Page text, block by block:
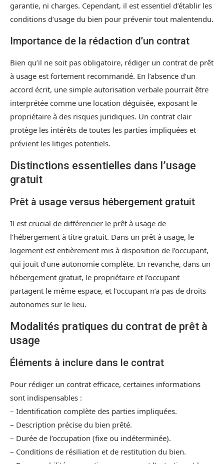
garantie, ni charges. Cependant, il est essentiel d’établir les
conditions d’usage du bien pour prévenir tout malentendu.
Importance de la rédaction d’un contrat
Bien qu’il ne soit pas obligatoire, rédiger un contrat de prêt
à usage est fortement recommandé. En l’absence d’un
accord écrit, une simple autorisation verbale pourrait être
interprétée comme une location déguisée, exposant le
propriétaire à des risques juridiques. Un contrat clair
protège les intérêts de toutes les parties impliquées et
prévient les litiges potentiels.
Distinctions essentielles dans l’usage
gratuit
Prêt à usage versus hébergement gratuit
Il est crucial de différencier le prêt à usage de
l’hébergement à titre gratuit. Dans un prêt à usage, le
logement est entièrement mis à disposition de l’occupant,
qui jouit d’une autonomie complète. En revanche, dans un
hébergement gratuit, le propriétaire et l’occupant
partagent le même espace, et l’occupant n’a pas de droits
autonomes sur le lieu.
Modalités pratiques du contrat de prêt à
usage
Éléments à inclure dans le contrat
Pour rédiger un contrat efficace, certaines informations
sont indispensables :
– Identification complète des parties impliquées.
– Description précise du bien prêté.
– Durée de l’occupation (fixe ou indéterminée).
– Conditions de résiliation et de restitution du bien.